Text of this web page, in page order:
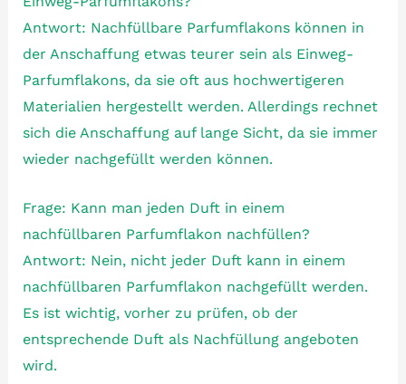
Antwort: Nachfüllbare Parfumflakons können in
der Anschaffung etwas teurer sein als Einweg-
Parfumflakons, da sie oft aus hochwertigeren
Materialien hergestellt werden. Allerdings rechnet
sich die Anschaffung auf lange Sicht, da sie immer
wieder nachgefüllt werden können.
Frage: Kann man jeden Duft in einem
nachfüllbaren Parfumflakon nachfüllen?
Antwort: Nein, nicht jeder Duft kann in einem
nachfüllbaren Parfumflakon nachgefüllt werden.
Es ist wichtig, vorher zu prüfen, ob der
entsprechende Duft als Nachfüllung angeboten
wird.